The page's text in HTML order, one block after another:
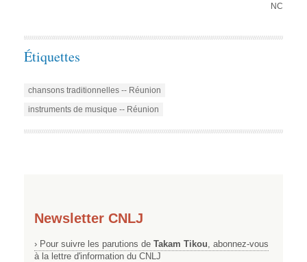
NC
Étiquettes
chansons traditionnelles -- Réunion
instruments de musique -- Réunion
Newsletter CNLJ
› Pour suivre les parutions de Takam Tikou , abonnez-vous
à la lettre d'information du CNLJ